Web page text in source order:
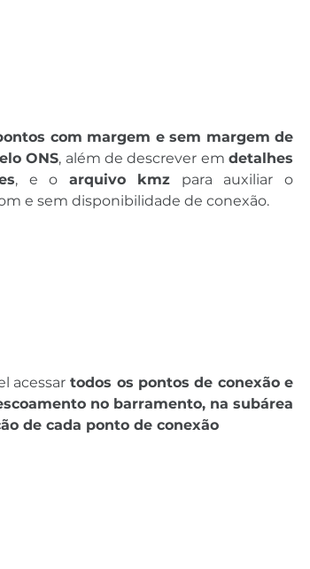
com margem e sem margem de
ONS, além de descrever em detalhes
, e o arquivo kmz para auxiliar o
e sem disponibilidade de conexão.
acessar todos os pontos de conexão e
no barramento, na subárea
de cada ponto de conexão